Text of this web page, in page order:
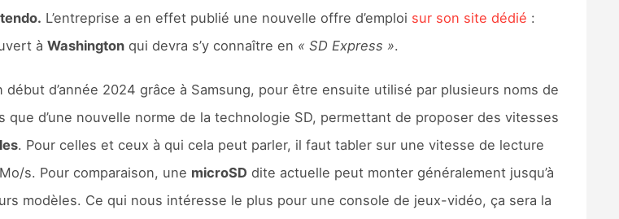
L’entreprise a en effet publié une nouvelle offre d’emploi sur son site dédié :
à Washingtonqui devra s’y connaître en « SD Express ».
d’année 2024 grâce à Samsung, pour être ensuite utilisé par plusieurs noms de
que d’une nouvelle norme de la technologie SD, permettant de proposer des vitesses
. Pour celles et ceux à qui cela peut parler, il faut tabler sur une vitesse de lecture
s. Pour comparaison, une microSD dite actuelle peut monter généralement jusqu’à
modèles. Ce qui nous intéresse le plus pour une console de jeux-vidéo, ça sera la